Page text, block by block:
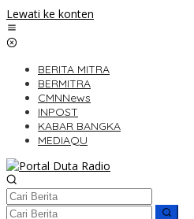
Lewati ke konten
BERITA MITRA
BERMITRA
CMNNews
INPOST
KABAR BANGKA
MEDIAQU